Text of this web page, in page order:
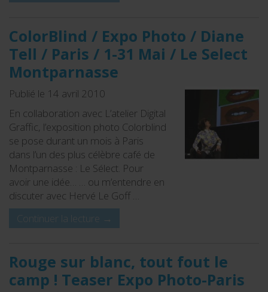
ColorBlind / Expo Photo / Diane
Tell / Paris / 1-31 Mai / Le Select
Montparnasse
Publié le 14 avril 2010
En collaboration avec L’atelier Digital
Graffic, l’exposition photo Colorblind
se pose durant un mois à Paris
dans l’un des plus célèbre café de
Montparnasse : Le Sélect. Pour
avoir une idée… … ou m’entendre en
discuter avec Hervé Le Goff …
Continuer la lecture
→
Rouge sur blanc, tout fout le
camp ! Teaser Expo Photo-Paris